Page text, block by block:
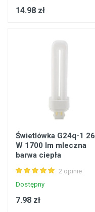
14.98 zł
Świetlówka G24q-1 26
W 1700 lm mleczna
barwa ciepła
2 opinie
Dostępny
7.98 zł